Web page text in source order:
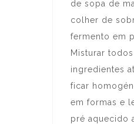
de sopa de
colher de
fermento em
Misturar
ingredientes
ficar
em formas e
pré aquecido